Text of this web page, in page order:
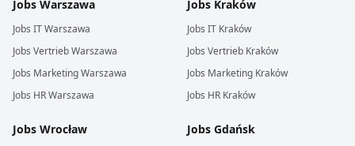
Jobs Warszawa
Jobs ITWarszawa
Jobs VertriebWarszawa
Jobs MarketingWarszawa
Jobs HRWarszawa
Jobs Kraków
Jobs IT Kraków
Jobs Vertrieb Kraków
Jobs Marketing Kraków
Jobs HR Kraków
Jobs Wrocław Jobs Gdańsk